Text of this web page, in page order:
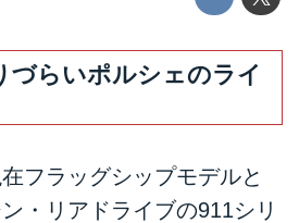
づらいポルシェのライ
フラッグシップモデルと
・リアドライブの911シリ